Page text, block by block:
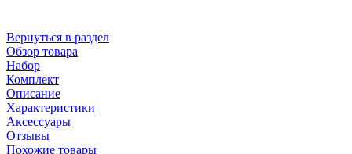
Вернуться в раздел
Обзор товара
Набор
Комплект
Описание
Характеристики
Аксессуары
Отзывы
Похожие товары